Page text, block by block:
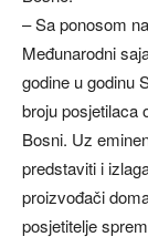
– Sa ponosom
Međunarodni
godine u godinu
broju posjetilaca
Bosni. Uz
predstaviti i
proizvođači
posjetitelje